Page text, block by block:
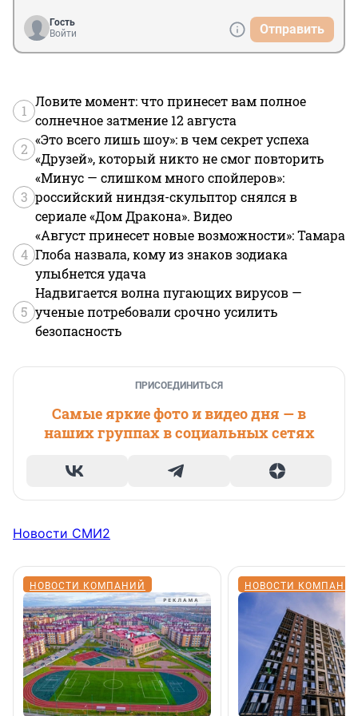
Гость
Войти
Отправить
1
Ловите момент: что принесет вам полное
солнечное затмение 12 августа
2
«Это всего лишь шоу»: в чем секрет успеха
«Друзей», который никто не смог повторить
3
«Минус — слишком много спойлеров»:
российский ниндзя-скульптор снялся в
сериале «Дом Дракона». Видео
4
«Август принесет новые возможности»: Тамара
Глоба назвала, кому из знаков зодиака
улыбнется удача
5
Надвигается волна пугающих вирусов —
ученые потребовали срочно усилить
безопасность
ПРИСОЕДИНИТЬСЯ
Самые яркие фото и видео дня — в
наших группах в социальных сетях
Новости СМИ2
НОВОСТИ КОМПАНИЙ НОВОСТИ